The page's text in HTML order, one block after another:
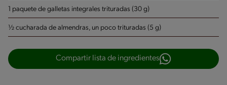
1 paquete de galletas integrales trituradas (30 g)
½ cucharada de almendras, un poco trituradas (5 g)
Compartir lista de ingredientes